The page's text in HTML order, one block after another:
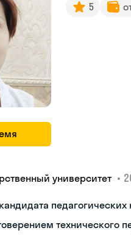
5
университет •
педагогических
технического